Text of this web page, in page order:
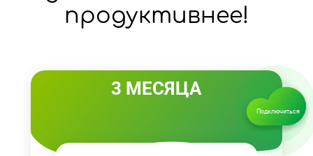
продуктивнее!
3 МЕСЯЦА
Подключиться